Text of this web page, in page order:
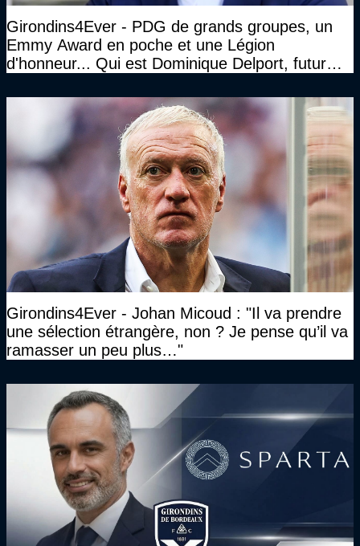
Girondins4Ever - PDG de grands groupes, un
Emmy Award en poche et une Légion
d'honneur... Qui est Dominique Delport, futur
Girondins4Ever - Johan Micoud : "Il va prendre
une sélection étrangère, non ? Je pense qu’il va
ramasser un peu plus…"